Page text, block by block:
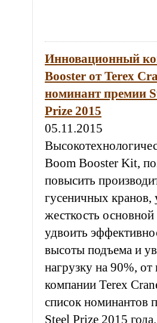
Инновационный
Booster от Terex
номинант премии
Prize 2015
05.11.2015
Boom Booster Kit,
повысить
гусеничных кранов,
жесткость основной
удвоить
высоты подъема и
нагрузку на 90%,
компании Terex
список номинантов
Steel Prize 2015 года.